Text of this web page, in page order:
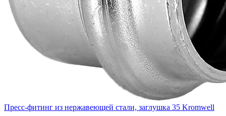
Пресс-фитинг из нержавеющей стали, заглушка 35 Kromwell